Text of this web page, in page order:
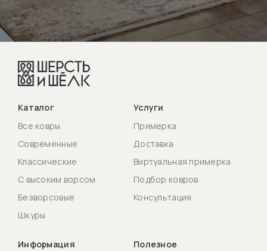
Каталог
Все ковры
Современные
Классические
С высоким ворсом
Безворсовые
Шкуры
Услуги
Примерка
Доставка
Виртуальная примерка
Подбор ковров
Консультация
Информация
Полезное